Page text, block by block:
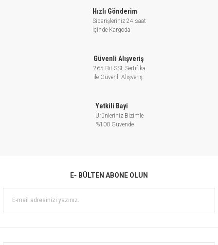
Hızlı Gönderim
Siparişleriniz 24 saat
İçinde Kargoda
Güvenli Alışveriş
265 Bit SSL Sertifika
ile Güvenli Alışveriş
Yetkili Bayi
Ürünleriniz Bizimle
%100 Güvende
E- BÜLTEN ABONE OLUN